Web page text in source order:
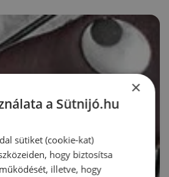
×
a Sütnijó.hu
sütiket (cookie-kat)
hogy biztosítsa
illetve, hogy